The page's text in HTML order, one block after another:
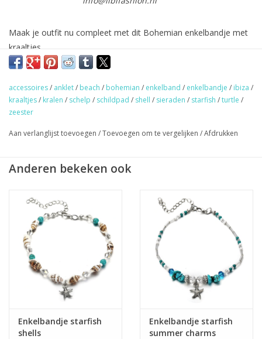
Maak je outfit nu compleet met dit Bohemian enkelbandje met
kraaltjes.
Door de kettingsluiting is deze in maat te verstellen (past altijd).
★GRATISverzending vanaf €50,- (NL)
★ Sieraden & haaraccessoires verzending €1,95 (NL)
★ Veilig en snel betalen
accessoires/ anklet/ beach / bohemian / enkelband / enkelbandje / ibiza /
kraaltjes/ kralen / schelp / schildpad / shell / sieraden / starfish /turtle /
zeester
Aan verlanglijst toevoegen /Toevoegen om te vergelijken /Afdrukken
Anderen bekeken ook
Enkelbandje starfish
shells
Enkelbandje starfish
summer charms